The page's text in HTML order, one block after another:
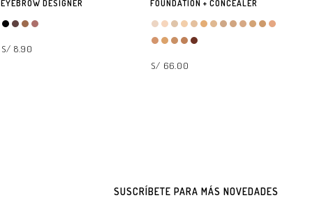
EYEBROW DESIGNER
S/ 8.90
FOUNDATION + CONCEALER
S/ 66.00
SUSCRÍBETE PARA MÁS NOVEDADES